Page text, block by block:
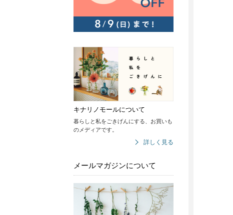
キナリノモールについて
暮らしと私をごきげんにする、お買いも
のメディアです。
詳しく見る
メールマガジンについて